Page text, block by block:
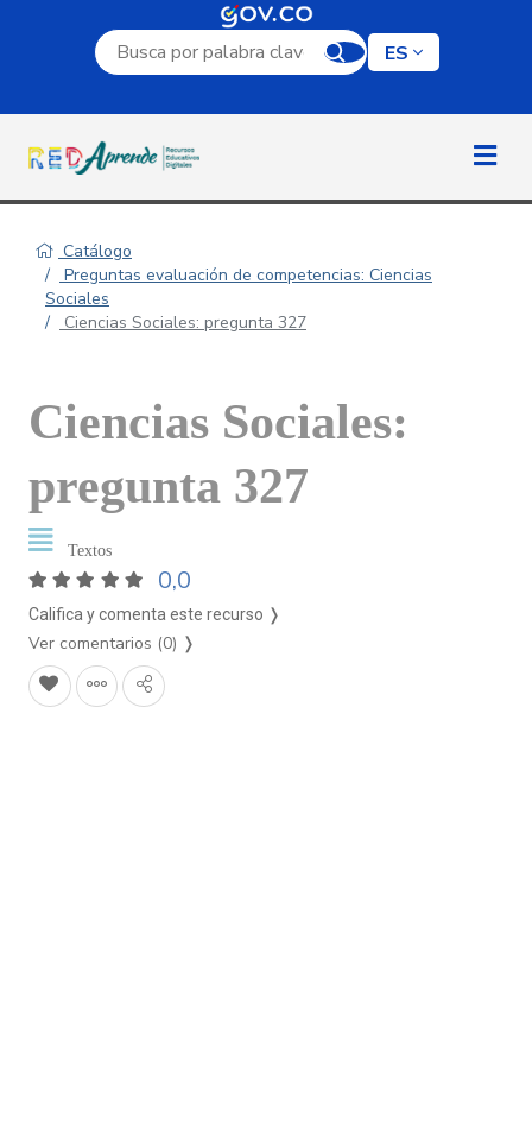
Campo de búsqueda por palabra clave
ES
Catálogo
Preguntas evaluación de competencias: Ciencias
Sociales
Ciencias Sociales: pregunta 327
Ciencias Sociales:
pregunta 327
Textos
0,0
Califica y comenta este recurso ❭
Ver comentarios (0) ❭